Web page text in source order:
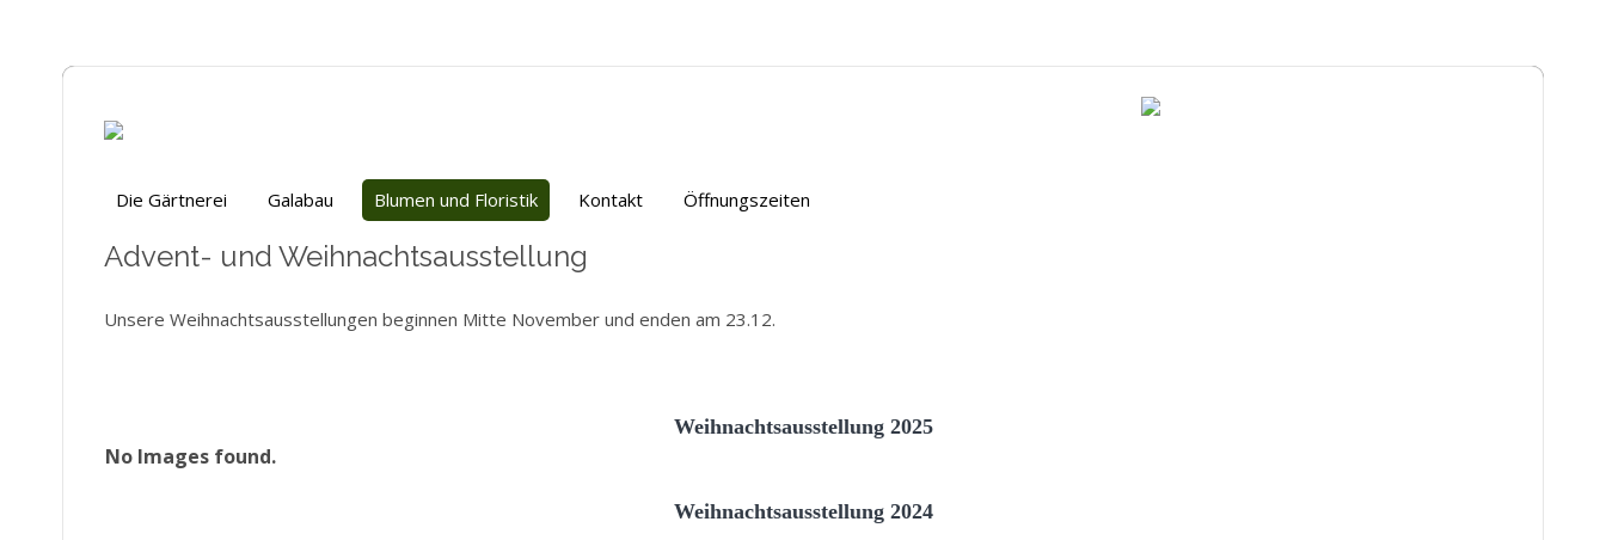
Die Gärtnerei Galabau Blumen und Floristik Kontakt Öffnungszeiten
Advent- und Weihnachtsausstellung
Unsere Weihnachtsausstellungen beginnen Mitte November und enden am 23.12.
Weihnachtsausstellung 2025
No Images found.
Weihnachtsausstellung 2024